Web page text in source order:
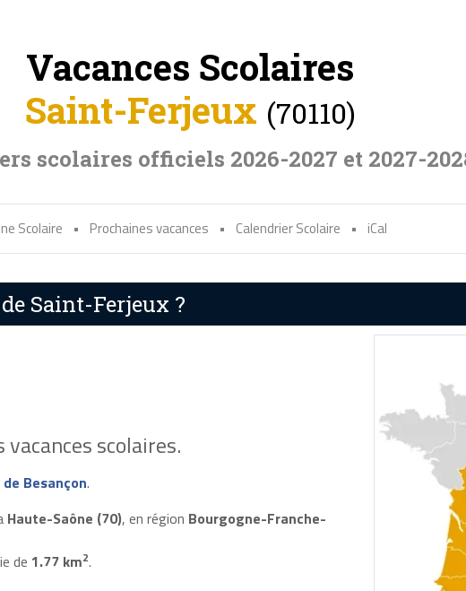
Vacances Scolaires
Saint-Ferjeux (70110)
scolaires officiels 2026-2027 et 2027-
Scolaire • Prochaines vacances • Calendrier Scolaire • iCal
Saint-Ferjeux ?
vacances scolaires.
Besançon.
Haute-Saône (70), en région Bourgogne-Franche-
de 1.77 km2.